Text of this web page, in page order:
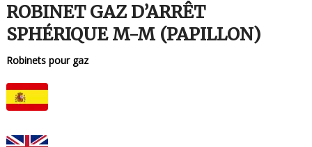
ROBINET GAZ D’ARRÊT
SPHÉRIQUE M-M (PAPILLON)
Robinets pour gaz